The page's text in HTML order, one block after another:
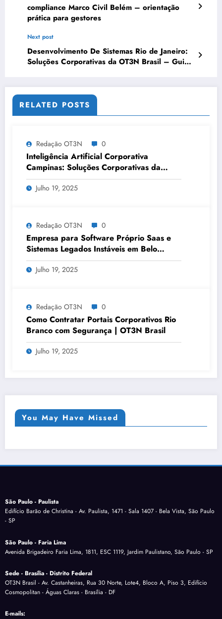
compliance Marco Civil Belém – orientação
prática para gestores
Next post
Desenvolvimento De Sistemas Rio de Janeiro:
Soluções Corporativas da OT3N Brasil – Guia
RELATED POSTS
Redação OT3N 0
Inteligência Artificial Corporativa
Campinas: Soluções Corporativas da
OT3N Brasil – Guia 3083
Julho 19, 2025
Redação OT3N 0
Empresa para Software Próprio Saas e
Sistemas Legados Instáveis em Belo
Horizonte | OT3N Brasil – Guia 3449
Julho 19, 2025
Redação OT3N 0
Como Contratar Portais Corporativos Rio
Branco com Segurança | OT3N Brasil
Julho 19, 2025
You May Have Missed
São Paulo - Paulista
Edifício Barão de Christina - Av. Paulista, 1471 - Sala 1407 - Bela Vista, São Paulo
- SP
São Paulo - Faria Lima
Avenida Brigadeiro Faria Lima, 1811, ESC 1119, Jardim Paulistano, São Paulo - SP
Sede - Brasília - Distrito Federal
OT3N Brasil - Av. Castanheiras, Rua 30 Norte, Lote4, Bloco A, Piso 3, Edifício
Cosmopolitan - Águas Claras - Brasília - DF
E-mails: